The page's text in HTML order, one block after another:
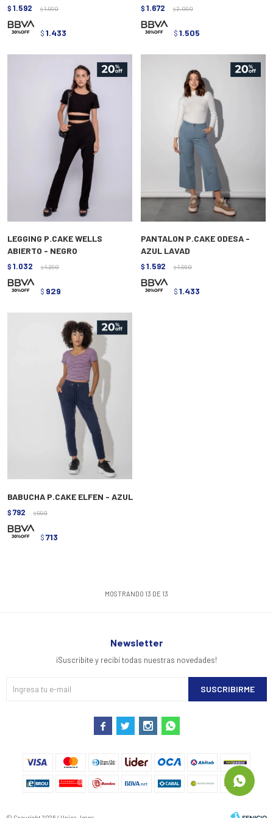
$ 1.592 $ 1.990
$ 1.433
$ 1.672 $ 2.090
$ 1.505
LEGGING P.CAKE WELLS
ABIERTO - NEGRO
$ 1.032 $ 1.290
$ 929
PANTALON P.CAKE ODESA -
AZUL LAVAD
$ 1.592 $ 1.990
$ 1.433
BABUCHA P.CAKE ELFEN - AZUL
$ 792 $ 990
$ 713
MOSTRANDO 13 DE 13
Newsletter
¡Suscribite y recibí todas nuestras novedades!
SUSCRIBIRME
   